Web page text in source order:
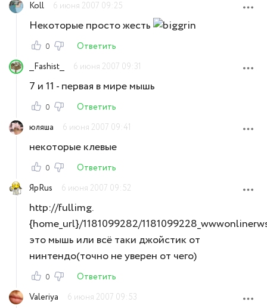
Koll
6 июня 2007 09:25
Некоторые просто жесть
0
Ответить
__Fashist__
6 июня 2007 09:31
7 и 11 - первая в мире мышь
0
Ответить
юляша
6 июня 2007 09:41
некоторые клевые
0
Ответить
ЯрRus
6 июня 2007 09:52
http://fullimg.
{home_url}/1181099282/
это мышь или всё таки джойстик от
нинтендо(точно не уверен от чего)
0
Ответить
Valeriya
6 июня 2007 09:53